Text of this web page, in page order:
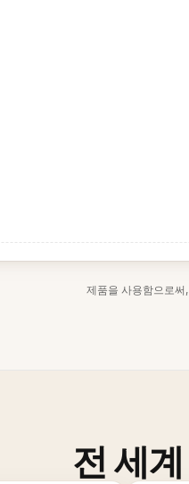
제품을 사용함으로써
전 세